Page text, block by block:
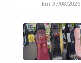
Em 07/08/2026